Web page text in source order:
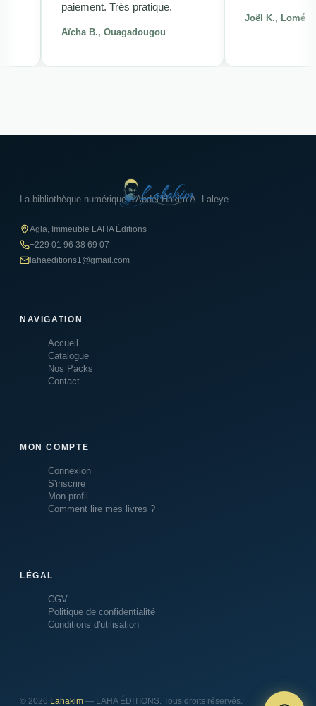
paiement. Très pratique.
Aïcha B., Ouagadougou
Joël K., Lomé
La bibliothèque numérique d'Abdel Hakim A. Laleye.
Agla, Immeuble LAHA Éditions
+229 01 96 38 69 07
lahaeditions1@gmail.com
NAVIGATION
Accueil
Catalogue
Nos Packs
Contact
MON COMPTE
Connexion
S'inscrire
Mon profil
Comment lire mes livres ?
LÉGAL
CGV
Politique de confidentialité
Conditions d'utilisation
© 2026 Lahakim — LAHA ÉDITIONS. Tous droits réservés.